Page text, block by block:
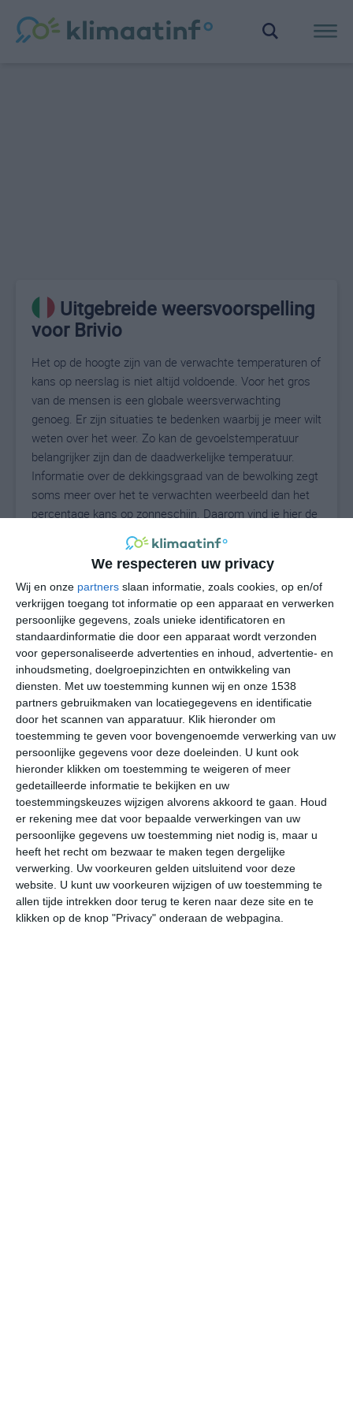
We respecteren uw privacy
Wij en onze partners slaan informatie, zoals cookies, op en/of
verkrijgen toegang tot informatie op een apparaat en verwerken
persoonlijke gegevens, zoals unieke identificatoren en
standaardinformatie die door een apparaat wordt verzonden
voor gepersonaliseerde advertenties en inhoud, advertentie- en
inhoudsmeting, doelgroepinzichten en ontwikkeling van
diensten.
Met uw toestemming kunnen wij en onze 1538
partners gebruikmaken van locatiegegevens en identificatie
door het scannen van apparatuur. Klik hieronder om
toestemming te geven voor bovengenoemde verwerking van uw
persoonlijke gegevens voor deze doeleinden. U kunt ook
hieronder klikken om toestemming te weigeren of meer
gedetailleerde informatie te bekijken en uw
toestemmingskeuzes wijzigen alvorens akkoord te gaan.
Houd
er rekening mee dat voor bepaalde verwerkingen van uw
persoonlijke gegevens uw toestemming niet nodig is, maar u
heeft het recht om bezwaar te maken tegen dergelijke
verwerking. Uw voorkeuren gelden uitsluitend voor deze
website. U kunt uw voorkeuren wijzigen of uw toestemming te
allen tijde intrekken door terug te keren naar deze site en te
klikken op de knop "Privacy" onderaan de webpagina.
Uitgebreide weersvoorspelling
voor Brivio
Het op de hoogte zijn van de verwachte temperaturen of
kans op neerslag is niet altijd voldoende. Voor het gros
van de mensen is een globale weersverwachting
genoeg. Er zijn situaties te bedenken waarbij je meer wilt
weten over het weer. Zo kan de gevoelstemperatuur
belangrijker zijn dan de daadwerkelijke temperatuur.
Informatie over de dekkingsgraad van de bewolking zegt
soms meer over het te verwachten weerbeeld dan het
percentage kans op zonneschijn. Daarom vind je hier de
uitgebreide weersvoorspelling voor Brivio.
27°C
za
31°
zo ma
34° 23°
di
35° 24°
31°C 30°C 25°C
16:00 19:00 22:00 01:00 04:00
16:00 19:00 22:00 01:00 04:00